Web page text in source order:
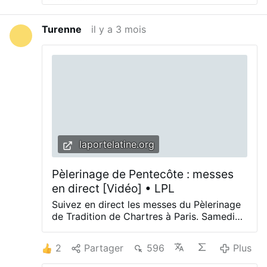
Turenne il y a 3 mois
laportelatine.org
Pèlerinage de Pentecôte : messes
en direct [Vidéo] • LPL
Suivez en direct les messes du Pèlerinage
de Tradition de Chartres à Paris. Samedi
de la cathédrale Notre-​Dame de Chartres
Dimanche 24 mai, Villepreux, 18h : Messe
Pontificale de la Pentecôte Lundi 25 mai,
2 Partager 596 Plus